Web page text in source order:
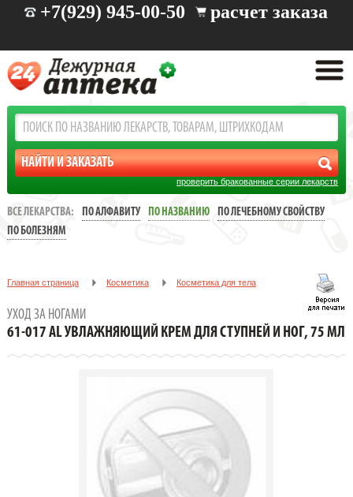
+7(929) 945-00-50 расчет заказа
проверить бракованные серии лекарств
ВСЕ ЛЕКАРСТВА: ПО АЛФАВИТУ ПО НАЗВАНИЮ
ПО ЛЕЧЕБНОМУ СВОЙСТВУ
ПО БОЛЕЗНЯМ
Главная страница Косметика Косметика для тела
61-017 AL Увлажняющий крем для ступней и ног, 75 мл
УХОД ЗА НОГАМИ
61-017 AL УВЛАЖНЯЮЩИЙ КРЕМ ДЛЯ СТУПНЕЙ И НОГ, 75 МЛ